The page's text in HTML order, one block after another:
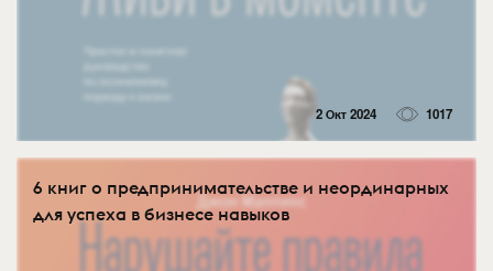
2 Окт 2024 1017
6 книг о предпринимательстве и неординарных
для успеха в бизнесе навыков